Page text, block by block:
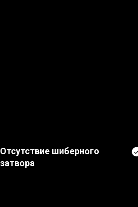
Отсутствие шиберного
затвора